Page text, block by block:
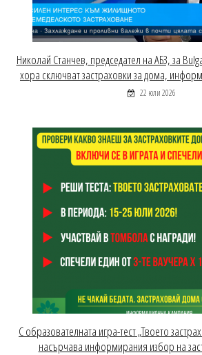
Николай Станчев, председател на АБЗ, за
хора сключват застраховки за дома,
22 юли 2026
С образователната игра-тест „Твоето
насърчава информирания избор на